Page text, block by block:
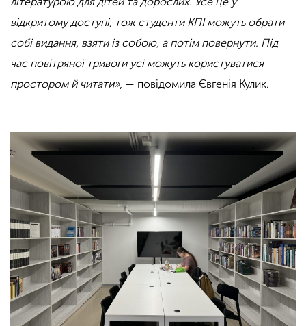
відкритому доступі, тож студенти КПІ можуть обрати
собі видання, взяти із собою, а потім повернути. Під
час повітряної тривоги усі можуть користуватися
простором й читати», — повідомила Євгенія Кулик.